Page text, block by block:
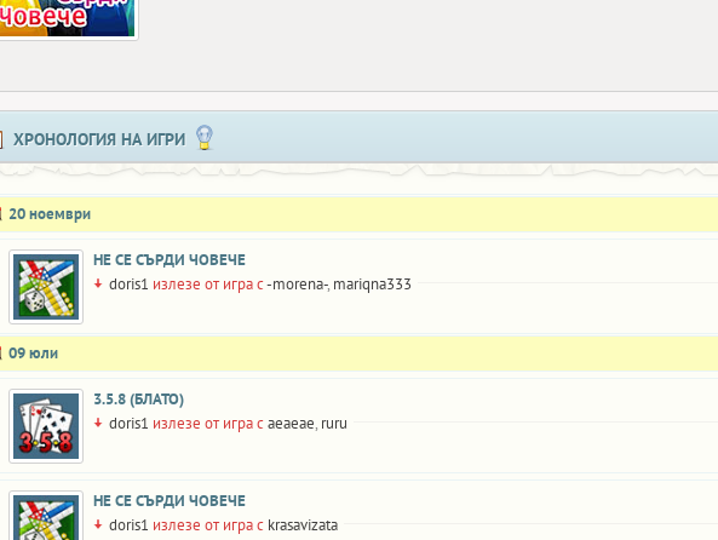
ХРОНОЛОГИЯ НА ИГРИ
20 ноември
НЕ СЕ СЪРДИ ЧОВЕЧЕ
doris1 излезе от игра с-morena-, mariqna333
09 юли
3.5.8 (БЛАТО)
doris1 излезе от игра сaeaeae, ruru
НЕ СЕ СЪРДИ ЧОВЕЧЕ
doris1 излезе от игра с krasavizata